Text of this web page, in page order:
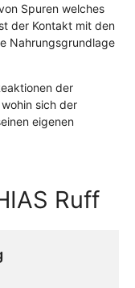
Spuren welches
der Kontakt mit den
Nahrungsgrundlage
der
sich der
eigenen
Ruff